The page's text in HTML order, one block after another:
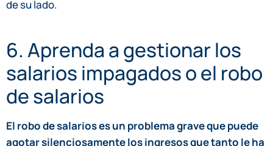
de su lado.
6. Aprenda a gestionar los
salarios impagados o el robo
de salarios
El robo de salarios es un problema grave que puede
agotar silenciosamente los ingresos que tanto le ha